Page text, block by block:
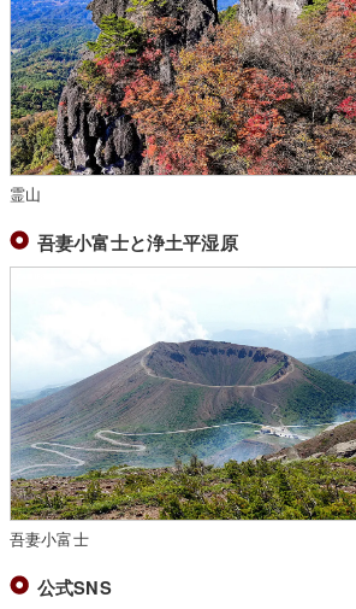
霊山
吾妻小富士と浄土平湿原
吾妻小富士
公式SNS